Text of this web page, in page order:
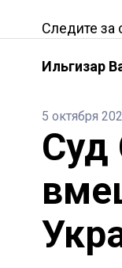
Следите
Ильгизар
5 октября
Суд